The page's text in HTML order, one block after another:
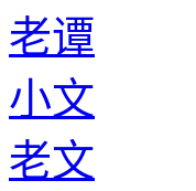
老谭
小文
老文